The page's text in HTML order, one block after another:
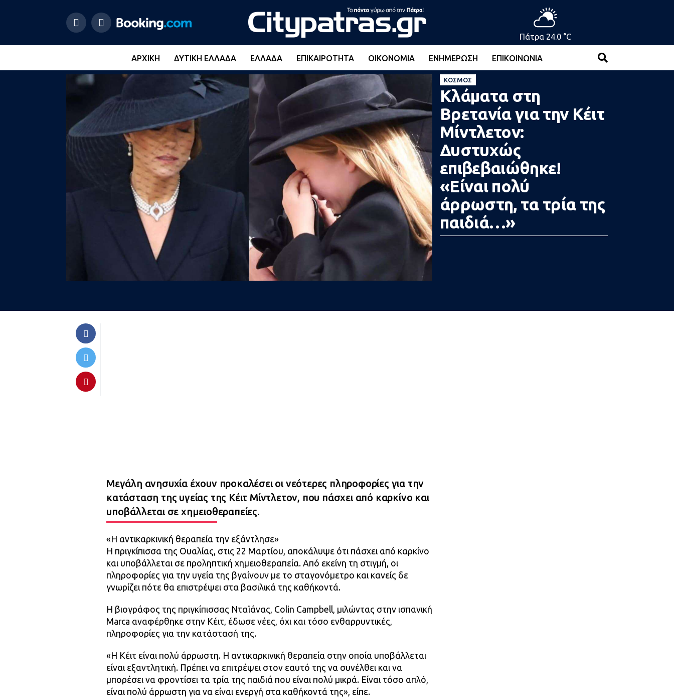
Πάτρα 24.0 °C
ΑΡΧΙΚΉ ΔΥΤΙΚΉ ΕΛΛΆΔΑ ΕΛΛΆΔΑ ΕΠΙΚΑΙΡΌΤΗΤΑ ΟΙΚΟΝΟΜΊΑ ΕΝΗΜΈΡΩΣΗ ΕΠΙΚΟΙΝΩΝΊΑ
ΚΌΣΜΟΣ
Κλάματα στη
Βρετανία για την Κέιτ
Μίντλετον:
Δυστυχώς
επιβεβαιώθηκε!
«Είναι πολύ
άρρωστη, τα τρία της
παιδιά…»
Μεγάλη ανησυχία έχουν προκαλέσει οι νεότερες πληροφορίες για την
κατάσταση της υγείας της Κέιτ Μίντλετον, που πάσχει από καρκίνο και
υποβάλλεται σε χημειοθεραπείες.
«Η αντικαρκινική θεραπεία την εξάντλησε»
Η πριγκίπισσα της Ουαλίας, στις 22 Μαρτίου, αποκάλυψε ότι πάσχει από καρκίνο
και υποβάλλεται σε προληπτική χημειοθεραπεία. Από εκείνη τη στιγμή, οι
πληροφορίες για την υγεία της βγαίνουν με το σταγονόμετρο και κανείς δε
γνωρίζει πότε θα επιστρέψει στα βασιλικά της καθήκοντά.
Η βιογράφος της πριγκίπισσας Νταϊάνας, Colin Campbell, μιλώντας στην ισπανική
Marca αναφέρθηκε στην Κέιτ, έδωσε νέες, όχι και τόσο ενθαρρυντικές,
πληροφορίες για την κατάστασή της.
«Η Κέιτ είναι πολύ άρρωστη. Η αντικαρκινική θεραπεία στην οποία υποβάλλεται
είναι εξαντλητική. Πρέπει να επιτρέψει στον εαυτό της να συνέλθει και να
μπορέσει να φροντίσει τα τρία της παιδιά που είναι πολύ μικρά. Είναι τόσο απλό,
είναι πολύ άρρωστη για να είναι ενεργή στα καθήκοντά της», είπε.